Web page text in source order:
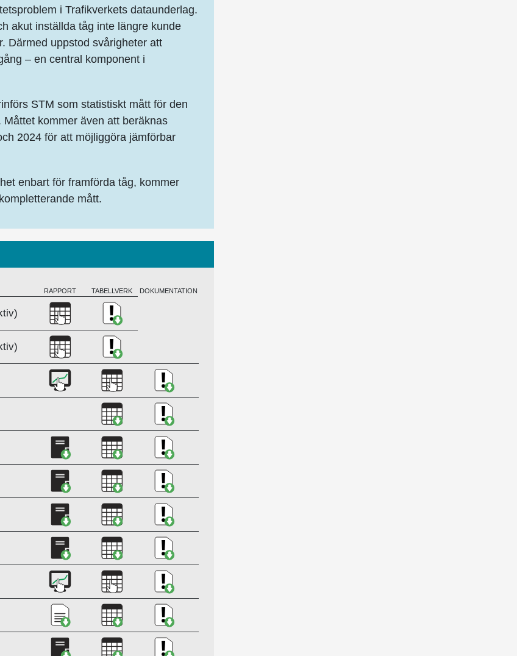
i Trafikverkets dataunderlag.
akut inställda tåg inte längre kunde
Därmed uppstod svårigheter att
– en central komponent i
STM som statistiskt mått för den
kommer även att beräknas
2024 för att möjliggöra jämförbar
enbart för framförda tåg, kommer
mått.
RAPPORT TABELLVERK DOKUMENTATION
Ladda ner Punktlighet på järnväg kvartal 1 2026, HTML
Ladda ner Kvalitetsdeklaration Punktlighet på järnväg 2026 kvartal 2, PDF
Ladda ner Punktlighet på järnväg kvartal 1 2026, HTML
Ladda ner Kvalitetsdeklaration Punktlighet på järnväg 2026 kvartal 1, PDF
Ladda ner Punktlighet på järnväg 2025 statistikblad, HTML
Ladda ner Punktlighet på järnväg 2025 tabellverk, HTML
Ladda ner Kvalitetsdeklaration Punktlighet på järnväg 2025, PDF
Ladda ner Punktlighet på järnväg 2025, XLSX
Ladda ner Kvalitetsdeklaration Punktlighet på järnväg 2025, PDF
Ladda ner Punktlighet på järnväg 2025 kvartal 4, PDF
Ladda ner Punktlighet på järnväg 2025 kvartal 4, XLSX
Ladda ner Kvalitetsdeklaration Punktlighet på järnväg 2025 kvartal 4,
Ladda ner Punktlighet på järnväg 2025 kvartal 3, PDF
Ladda ner Punktlighet på järnväg 2025 kvartal 3, XLSX
Ladda ner Kvalitetsdeklaration Punktlighet på järnväg 2025 kvartal 3,
Ladda ner Punktlighet på järnväg 2025 kvartal 2, PDF
Ladda ner Kvalitetsdeklaration Punktlighet på järnväg 2025 kvartal 2, XLSX
Ladda ner Kvalitetsdeklaration Punktlighet på järnväg 2025 kvartal 2,
Ladda ner Punktlighet på järnväg 2025 kvartal 1, PDF
Ladda ner Punktlighet på järnväg 2025 kvartal 1, XLSX
Ladda ner Kvalitetsdeklaration Punktlighet på järnväg 2025 kvartal 1,
Ladda ner Punktlighet på järnväg 2024, HTML
Ladda ner Punktlighet på järnväg 2024, HTML
Ladda ner Kvalitetsdeklaration Punktlighet på järnväg 2024, PDF
Ladda ner Punktlighet på järnväg 2024, PDF
Ladda ner Punktlighet på järnväg 2024, XLSX
Ladda ner Kvalitetsdeklaration Punktlighet på järnväg 2024, PDF
Ladda ner Punktlighet framförda tåg 2024 kvartal 4, PDF
Ladda ner Punktlighet framförda tåg 2024 kvartal 4, XLSX
Ladda ner Kvalitetsdeklaration Punktlighet på järnväg 2024 kvartal 4,